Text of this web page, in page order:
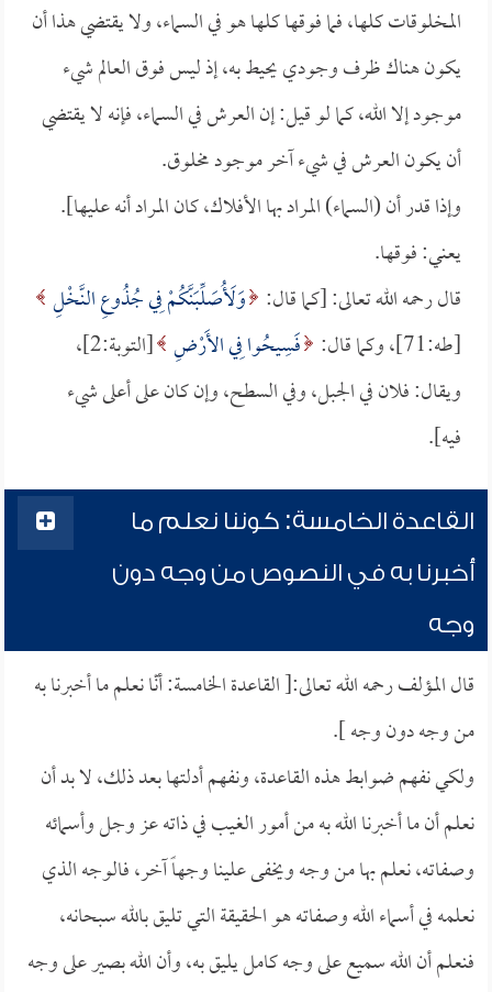
المخلوقات كلها، فما فوقها كلها هو في السماء، ولا يقتضي هذا أن
يكون هناك ظرف وجودي يحيط به، إذ ليس فوق العالم شيء
موجود إلا الله، كما لو قيل: إن العرش في السماء، فإنه لا يقتضي
أن يكون العرش في شيء آخر موجود مخلوق.
وإذا قدر أن (السماء) المراد بها الأفلاك، كان المراد أنه عليها].
يعني: فوقها.
قال رحمه الله تعالى: [كما قال: وَلَأُصَلِّبَنَّكُمْ فِي جُذُوعِ النَّخْلِ
[طه:71]، وكما قال:
فَسِيحُوا فِي الأَرْضِ
[التوبة:2]،
ويقال: فلان في الجبل، وفي السطح، وإن كان على أعلى شيء
فيه].
القاعدة الخامسة: كوننا نعلم ما
أُخبرنا به في النصوص من وجه دون
وجه
قال المؤلف رحمه الله تعالى:[ القاعدة الخامسة: أنّا نعلم ما أخبرنا به
من وجه دون وجه ].
ولكي نفهم ضوابط هذه القاعدة، ونفهم أدلتها بعد ذلك، لا بد أن
نعلم أن ما أخبرنا الله به من أمور الغيب في ذاته عز وجل وأسمائه
وصفاته، نعلم بها من وجه ويخفى علينا وجهاً آخر، فالوجه الذي
نعلمه في أسماء الله وصفاته هو الحقيقة التي تليق بالله سبحانه،
فنعلم أن الله سميع على وجه كامل يليق به، وأن الله بصير على وجه